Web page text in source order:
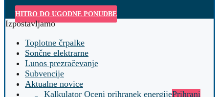
HITRO DO UGODNE PONUDBE
Izpostavljamo
Toplotne črpalke
Sončne elektrarne
Lunos prezračevanje
Subvencije
Aktualne novice
Kalkulator Oceni prihranek energijePrihrani